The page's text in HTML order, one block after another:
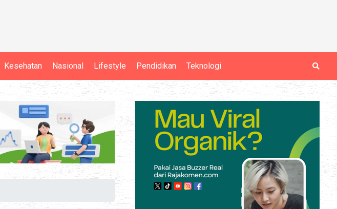
Kesehatan Nasional Lifestyle Pendidikan Teknologi